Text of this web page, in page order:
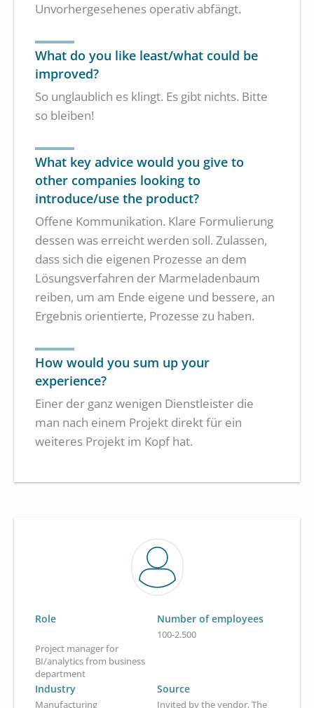
Unvorhergesehenes operativ abfängt.
What do you like least/what could be
improved?
So unglaublich es klingt. Es gibt nichts. Bitte
so bleiben!
What key advice would you give to
other companies looking to
introduce/use the product?
Offene Kommunikation. Klare Formulierung
dessen was erreicht werden soll. Zulassen,
dass sich die eigenen Prozesse an dem
Lösungsverfahren der Marmeladenbaum
reiben, um am Ende eigene und bessere, an
Ergebnis orientierte, Prozesse zu haben.
How would you sum up your
experience?
Einer der ganz wenigen Dienstleister die
man nach einem Projekt direkt für ein
weiteres Projekt im Kopf hat.
Role
Project manager for
BI/analytics from business
department
Number of employees
100-2.500
Industry
Manufacturing
Source
Invited by the vendor, The